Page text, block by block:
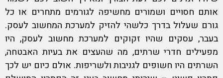
אותם חסויים ושמורים מחשיפה לגורמים מתחרים או כל
גורם שעלול בדרך כלשהי להזיק למערכת המחשוב לעסק.
בעבר, עסקים שהיו זקוקים למערכת מחשוב לעסק, היו
מפעילים חדרי שרתים, מה שהעצים את בעיות האבטחה,
השרתים היו חשופים לגניבות ולשריפות. אולם כיום יש לכך